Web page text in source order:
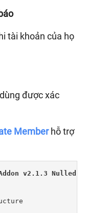
tài khoản của họ
được xác
Memberhỗ trợ
v2.1.3 Nulled